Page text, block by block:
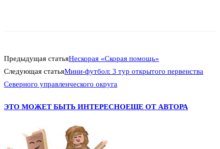
Предыдущая статьяНескорая «Скорая помощь»
Следующая статьяМини-футбол: 3 тур открытого первенства
Северного управленческого округа
ЭТО МОЖЕТ БЫТЬ ИНТЕРЕСНОЕЩЕ ОТ АВТОРА